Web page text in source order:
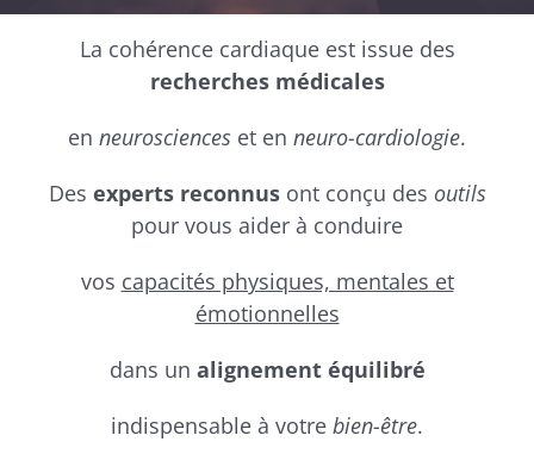
La cohérence cardiaque est issue des
recherches médicales
en neurosciences et en neuro-cardiologie.
Des experts reconnusont conçu des outils
pour vous aider à conduire
vos capacités physiques, mentales et
émotionnelles
dans un alignement équilibré
indispensable à votre bien-être.